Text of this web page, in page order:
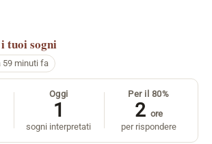
tuoi sogni
59 minuti fa
Oggi
1
sogni interpretati
Per il 80%
2 ore
per rispondere